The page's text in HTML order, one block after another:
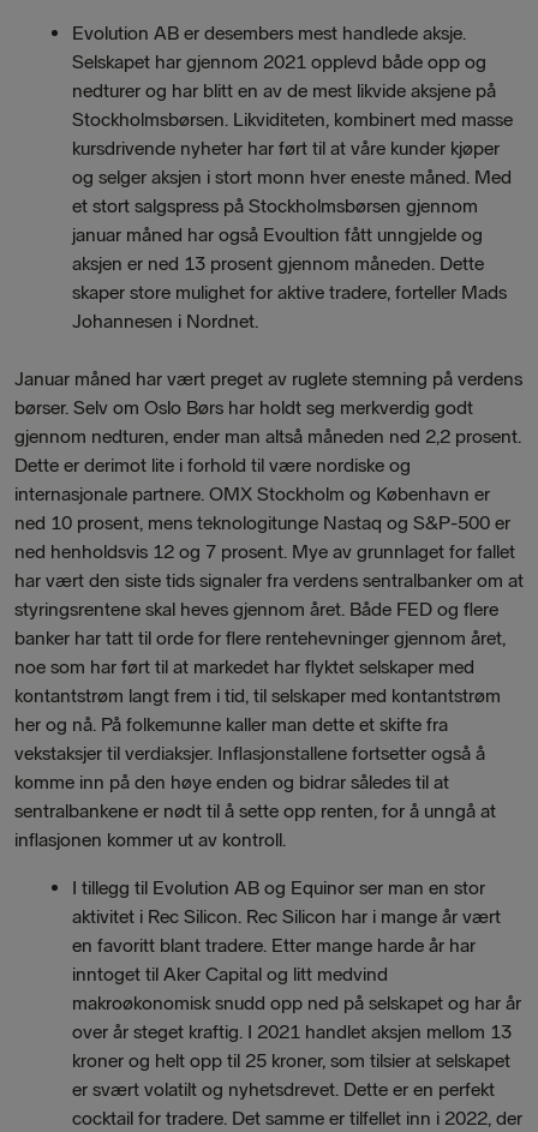
Evolution AB er desembers mest handlede aksje.
Selskapet har gjennom 2021 opplevd både opp og
nedturer og har blitt en av de mest likvide aksjene på
Stockholmsbørsen. Likviditeten, kombinert med masse
kursdrivende nyheter har ført til at våre kunder kjøper
og selger aksjen i stort monn hver eneste måned. Med
et stort salgspress på Stockholmsbørsen gjennom
januar måned har også Evoultion fått unngjelde og
aksjen er ned 13 prosent gjennom måneden. Dette
skaper store mulighet for aktive tradere, forteller Mads
Johannesen i Nordnet.
Januar måned har vært preget av ruglete stemning på verdens
børser. Selv om Oslo Børs har holdt seg merkverdig godt
gjennom nedturen, ender man altså måneden ned 2,2 prosent.
Dette er derimot lite i forhold til være nordiske og
internasjonale partnere. OMX Stockholm og København er
ned 10 prosent, mens teknologitunge Nastaq og S&P-500 er
ned henholdsvis 12 og 7 prosent. Mye av grunnlaget for fallet
har vært den siste tids signaler fra verdens sentralbanker om at
styringsrentene skal heves gjennom året. Både FED og flere
banker har tatt til orde for flere rentehevninger gjennom året,
noe som har ført til at markedet har flyktet selskaper med
kontantstrøm langt frem i tid, til selskaper med kontantstrøm
her og nå. På folkemunne kaller man dette et skifte fra
vekstaksjer til verdiaksjer. Inflasjonstallene fortsetter også å
komme inn på den høye enden og bidrar således til at
sentralbankene er nødt til å sette opp renten, for å unngå at
inflasjonen kommer ut av kontroll.
I tillegg til Evolution AB og Equinor ser man en stor
aktivitet i Rec Silicon. Rec Silicon har i mange år vært
en favoritt blant tradere. Etter mange harde år har
inntoget til Aker Capital og litt medvind
makroøkonomisk snudd opp ned på selskapet og har år
over år steget kraftig. I 2021 handlet aksjen mellom 13
kroner og helt opp til 25 kroner, som tilsier at selskapet
er svært volatilt og nyhetsdrevet. Dette er en perfekt
cocktail for tradere. Det samme er tilfellet inn i 2022, der